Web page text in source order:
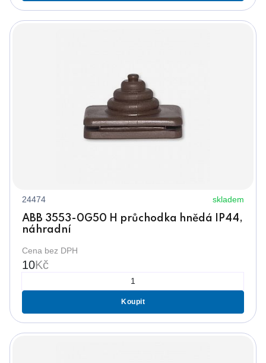
24474 skladem
ABB 3553-0G50 H průchodka hnědá IP44,
náhradní
Cena bez DPH
10Kč
Koupit